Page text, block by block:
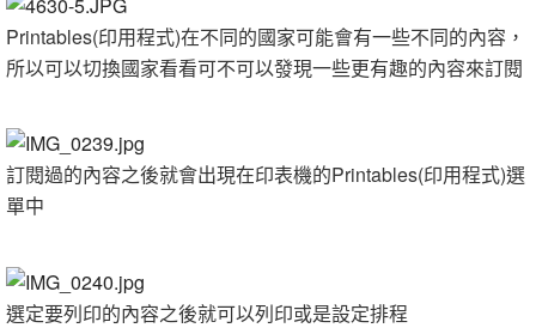
Printables(印用程式)在不同的國家可能會有一些不同的內容，
所以可以切換國家看看可不可以發現一些更有趣的內容來訂閱
訂閱過的內容之後就會出現在印表機的Printables(印用程式)選
單中
選定要列印的內容之後就可以列印或是設定排程